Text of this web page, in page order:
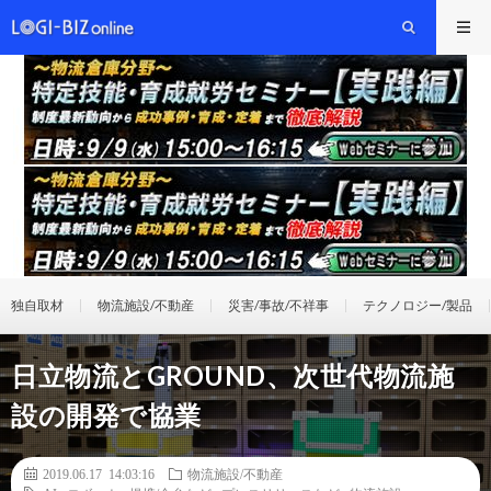
独自取材 物流施設/不動産 災害/事故/不祥事 テクノロジー/製品
日立物流とGROUND、次世代物流施
設の開発で協業
2019.06.17 14:03:16
物流施設/不動産